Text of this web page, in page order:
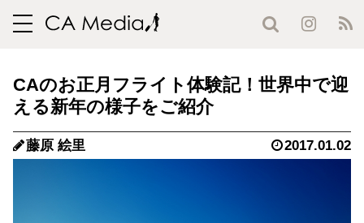
toggle
CAのお正月フライト体験記！世界中で迎
える新年の様子をご紹介
藤原 絵里 2017.01.02